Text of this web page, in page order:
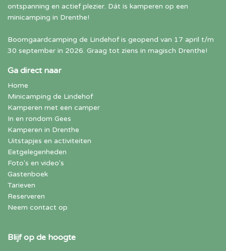
ontspanning en actief plezier. Dát is kamperen op een
minicamping in Drenthe!
Boomgaardcamping de Lindehof is geopend van 17 april t/m
30 september in 2026. Graag tot ziens in magisch Drenthe!
Ga direct naar
Home
Minicamping de Lindehof
Kamperen met een camper
In en rondom Gees
Kamperen in Drenthe
Uitstapjes en activiteiten
Eetgelegenheden
Foto's en video's
Gastenboek
Tarieven
Reserveren
Neem contact op
Blijf op de hoogte